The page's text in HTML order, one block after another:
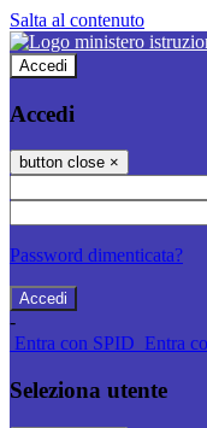
Salta al contenuto
Accedi
Accedi
button close ×
Password dimenticata?
-
Entra con SPID Entra
Seleziona utente